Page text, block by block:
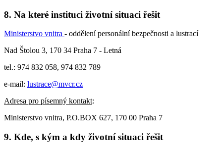
8. Na které instituci životní situaci řešit
Ministerstvo vnitra - oddělení personální bezpečnosti a lustrací
Nad Štolou 3, 170 34 Praha 7 - Letná
tel.: 974 832 058, 974 832 789
e-mail: lustrace@mvcr.cz
Adresa pro písemný kontakt:
Ministerstvo vnitra, P.O.BOX 627, 170 00 Praha 7
9. Kde, s kým a kdy životní situaci řešit